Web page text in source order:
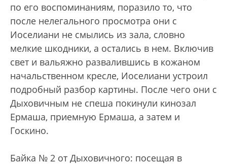
по его воспоминаниям, поразило то, что
после нелегального просмотра они с
Иоселиани не смылись из зала, словно
мелкие шкодники, а остались в нем. Включив
свет и вальяжно развалившись в кожаном
начальственном кресле, Иоселиани устроил
подробный разбор картины. После чего они с
Дыховичным не спеша покинули кинозал
Ермаша, приемную Ермаша, а затем и
Госкино.
Байка № 2 от Дыховичного: посещая в